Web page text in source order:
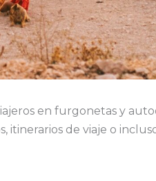
en furgonetas y
itinerarios de viaje o